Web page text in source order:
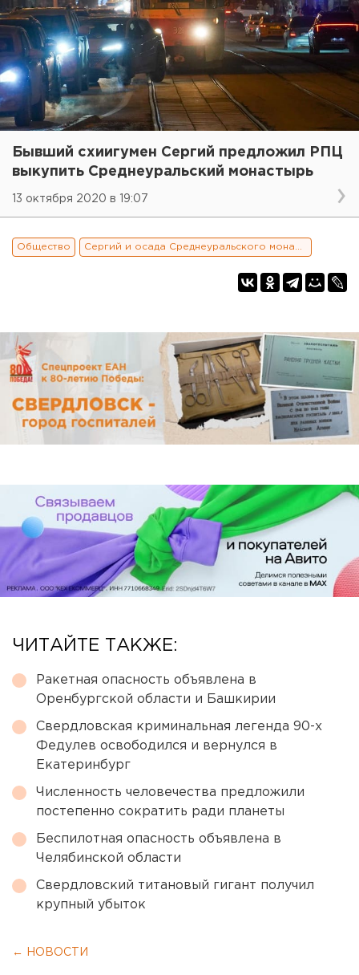
Бывший схиигумен Сергий предложил РПЦ
выкупить Среднеуральский монастырь
13 октября 2020 в 19:07
Общество Сергий и осада Среднеуральского монастыря
ЧИТАЙТЕ ТАКЖЕ:
Ракетная опасность объявлена в
Оренбургской области и Башкирии
Свердловская криминальная легенда 90-х
Федулев освободился и вернулся в
Екатеринбург
Численность человечества предложили
постепенно сократить ради планеты
Беспилотная опасность объявлена в
Челябинской области
Свердловский титановый гигант получил
крупный убыток
← НОВОСТИ